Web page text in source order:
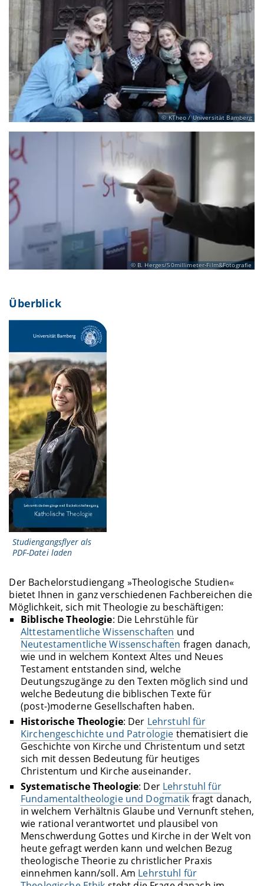
KTheo / Universität Bamberg
B. Herges/50millimeter-Film&Fotografie
Überblick
Studiengangsflyer als
PDF-Datei laden
Der Bachelorstudiengang »Theologische Studien«
bietet Ihnen in ganz verschiedenen Fachbereichen die
Möglichkeit, sich mit Theologie zu beschäftigen:
Biblische Theologie: Die Lehrstühle für
Alttestamentliche Wissenschaften und
Neutestamentliche Wissenschaften fragen danach,
wie und in welchem Kontext Altes und Neues
Testament entstanden sind, welche
Deutungszugänge zu den Texten möglich sind und
welche Bedeutung die biblischen Texte für
(post-)moderne Gesellschaften haben.
Historische Theologie: Der Lehrstuhl für
Kirchengeschichte und Patrologie thematisiert die
Geschichte von Kirche und Christentum und setzt
sich mit dessen Bedeutung für heutiges
Christentum und Kirche auseinander.
Systematische Theologie: Der Lehrstuhl für
Fundamentaltheologie und Dogmatik fragt danach,
in welchem Verhältnis Glaube und Vernunft stehen,
wie rational verantwortet und plausibel von
Menschwerdung Gottes und Kirche in der Welt von
heute gefragt werden kann und welchen Bezug
theologische Theorie zu christlicher Praxis
einnehmen kann/soll. Am Lehrstuhl für